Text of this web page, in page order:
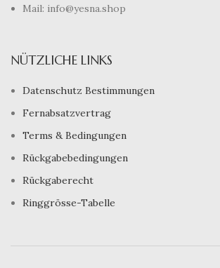
Mail: info@yesna.shop
NÜTZLICHE LINKS
Datenschutz Bestimmungen
Fernabsatzvertrag
Terms & Bedingungen
Rückgabebedingungen
Rückgaberecht
Ringgrösse-Tabelle